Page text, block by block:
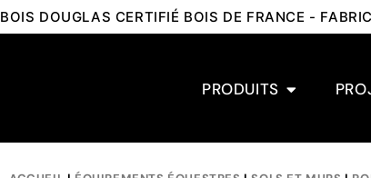
BOIS DOUGLAS CERTIFIÉ BOIS DE FRANCE -
PRODUITS